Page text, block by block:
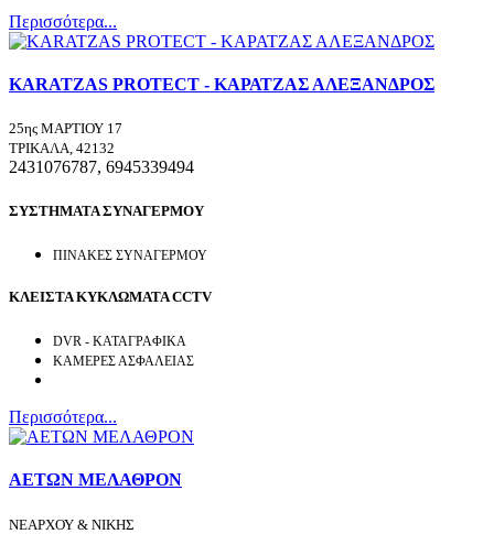
Περισσότερα...
KARATZAS PRΟΤΕCΤ - ΚΑΡΑΤΖΑΣ ΑΛΕΞΑΝΔΡΟΣ
25ης ΜΑΡΤΙΟΥ 17
ΤΡΙΚΑΛΑ, 42132
2431076787, 6945339494
ΣΥΣΤΗΜΑΤΑ ΣΥΝΑΓΕΡΜΟΥ
ΠΙΝΑΚΕΣ ΣΥΝΑΓΕΡΜΟΥ
ΚΛΕΙΣΤΑ ΚΥΚΛΩΜΑΤΑ CCTV
DVR - ΚΑΤΑΓΡΑΦΙΚΑ
ΚΑΜΕΡΕΣ ΑΣΦΑΛΕΙΑΣ
Περισσότερα...
ΑΕΤΩΝ ΜΕΛΑΘΡΟΝ
ΝΕΑΡΧΟΥ & ΝΙΚΗΣ